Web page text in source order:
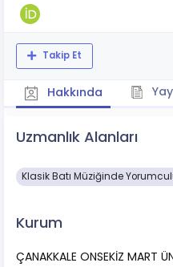
Takip Et
Hakkında
Uzmanlık Alanları
Klasik Batı Müziğinde
Kurum
ÇANAKKALE ONSEKİZ MART